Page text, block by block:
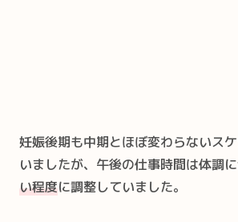
妊娠後期も中期とほぼ変わらないス
いましたが、午後の仕事時間は体調
い程度に調整していました。